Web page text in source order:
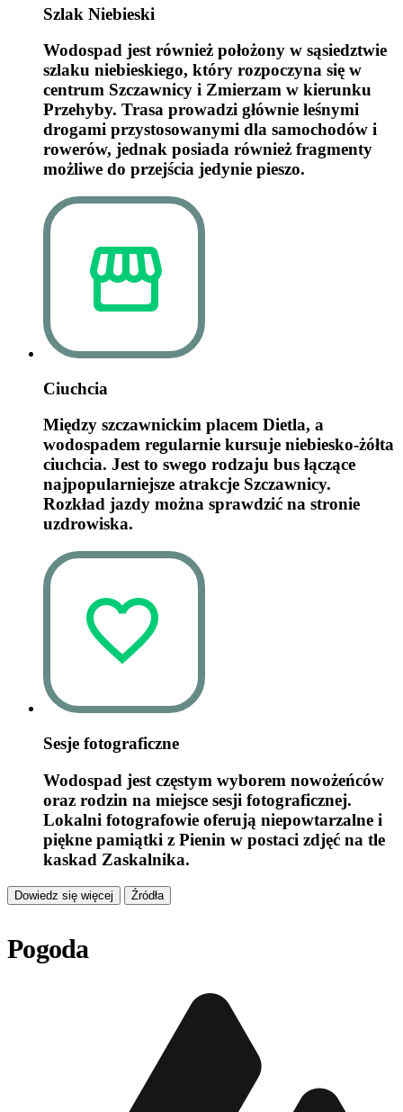
Szlak Niebieski
Wodospad jest również położony w sąsiedztwie
szlaku niebieskiego, który rozpoczyna się w
centrum Szczawnicy i Zmierzam w kierunku
Przehyby. Trasa prowadzi głównie leśnymi
drogami przystosowanymi dla samochodów i
rowerów, jednak posiada również fragmenty
możliwe do przejścia jedynie pieszo.
Ciuchcia
Między szczawnickim placem Dietla, a
wodospadem regularnie kursuje niebiesko-żółta
ciuchcia. Jest to swego rodzaju bus łączące
najpopularniejsze atrakcje Szczawnicy.
Rozkład jazdy można sprawdzić na stronie
uzdrowiska.
Sesje fotograficzne
Wodospad jest częstym wyborem nowożeńców
oraz rodzin na miejsce sesji fotograficznej.
Lokalni fotografowie oferują niepowtarzalne i
piękne pamiątki z Pienin w postaci zdjęć na tle
kaskad Zaskalnika.
Dowiedz się więcej Źródła
Pogoda